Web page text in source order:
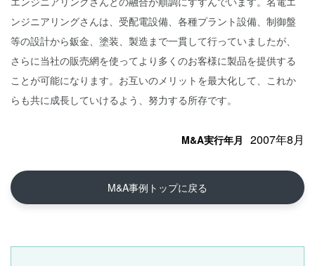
ンジニアリングさんは、受配電設備、各種プラント設備、制御盤
等の設計から鈑金、塗装、製造まで一貫して行っていましたが、
さらに当社の販売網を使ってより多くのお客様に製品を提供する
ことが可能になります。お互いのメリットを最大化して、これか
らも共に成長していけるよう、努力する所存です。
M&A実行年月 2007年8月
M&A事例トップに戻る